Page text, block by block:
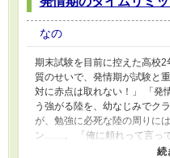
なの
期末試験を目前に控えた高校
質のせいで、発情期が試験と
対に赤点は取れない！」 「発
う強がる陸を、幼なじみでク
が、勉強に必死な陸の周りに
ン……。 「俺に頼れって言っ
ろじゃなくなるから！」 試験